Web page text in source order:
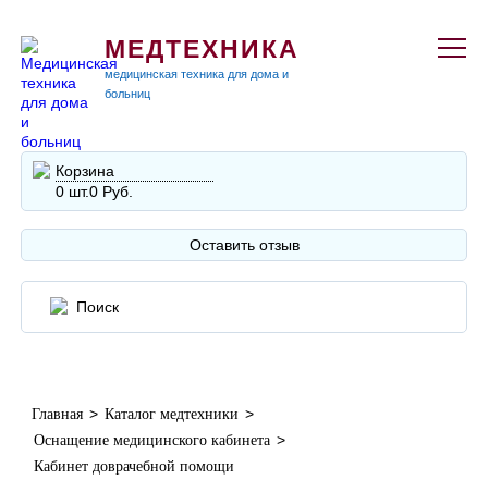
МЕДТЕХНИКА
медицинская техника для дома и
больниц
Корзина
0 шт.0 Руб.
Оставить отзыв
Главная > Каталог медтехники >
Оснащение медицинского кабинета >
Кабинет доврачебной помощи